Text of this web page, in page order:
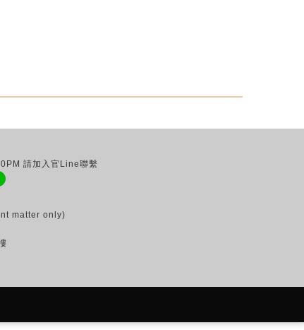
請加入官Line聯繫
matter only)